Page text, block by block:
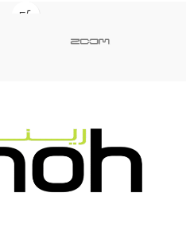
éclairage ou tout autre accessoire